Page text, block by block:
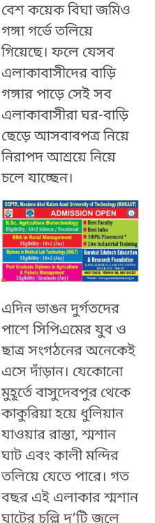
বেশ কয়েক বিঘা জমিও
গঙ্গা গর্ভে তলিয়ে
গিয়েছে। ফলে যেসব
এলাকাবাসীদের বাড়ি
গঙ্গার পাড়ে সেই সব
এলাকাবাসীরা ঘর-বাড়ি
ছেড়ে আসবাবপত্র নিয়ে
নিরাপদ আশ্রয়ে নিয়ে
চলে যাচ্ছেন।
এদিন ভাঙন দুর্গতদের
পাশে সিপিএমের যুব ও
ছাত্র সংগঠনের অনেকেই
এসে দাঁড়ান। যেকোনো
মুহূর্তে বাসুদেবপুর থেকে
কাকুরিয়া হয়ে ধুলিয়ান
যাওয়ার রাস্তা, শ্মশান
ঘাট এবং কালী মন্দির
তলিয়ে যেতে পারে। গত
বছর এই এলাকার শ্মশান
ঘাটের চুল্লি দু’টি জলে